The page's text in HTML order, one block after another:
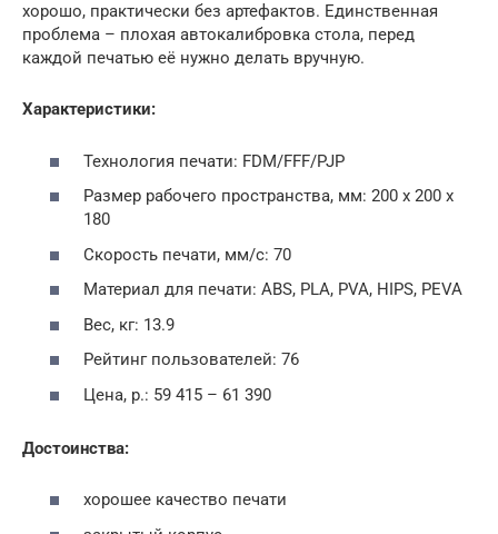
хорошо, практически без артефактов. Единственная
проблема – плохая автокалибровка стола, перед
каждой печатью её нужно делать вручную.
Характеристики:
Технология печати: FDM/FFF/PJP
Размер рабочего пространства, мм: 200 х 200 х
180
Скорость печати, мм/с: 70
Материал для печати: ABS, PLA, PVA, HIPS, PEVA
Вес, кг: 13.9
Рейтинг пользователей: 76
Цена, р.: 59 415 – 61 390
Достоинства:
хорошее качество печати